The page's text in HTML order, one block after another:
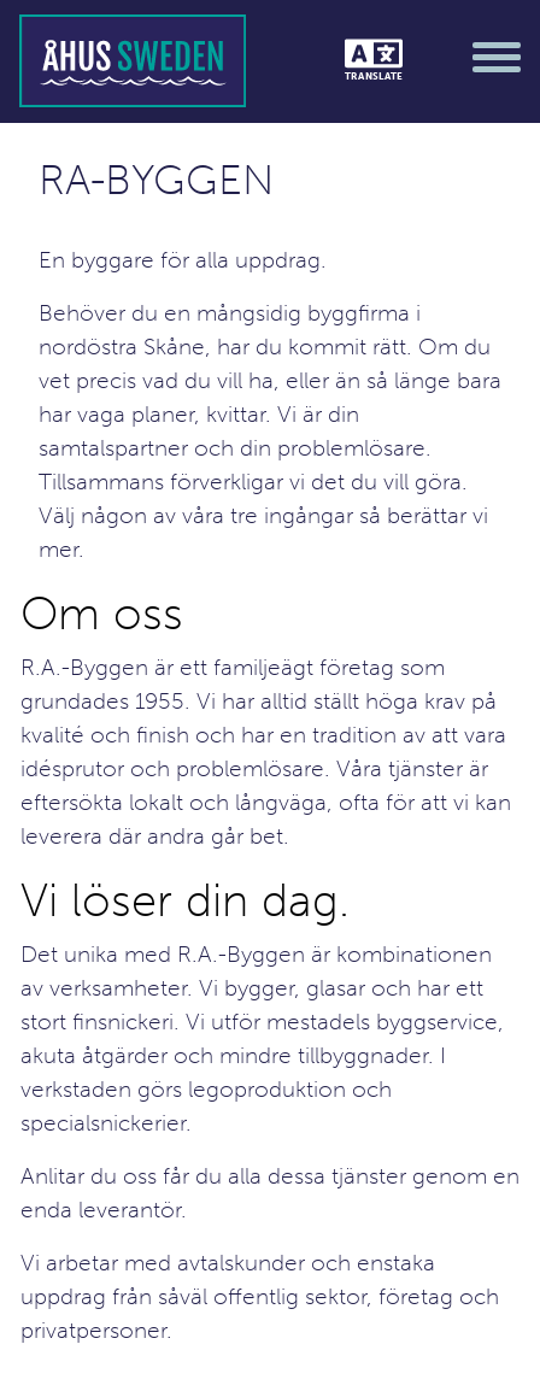
TRANSLATE
RA-BYGGEN
En byggare för alla uppdrag.
Behöver du en mångsidig byggfirma i
nordöstra Skåne, har du kommit rätt. Om du
vet precis vad du vill ha, eller än så länge bara
har vaga planer, kvittar. Vi är din
samtalspartner och din problemlösare.
Tillsammans förverkligar vi det du vill göra.
Välj någon av våra tre ingångar så berättar vi
mer.
Om oss
R.A.-Byggen är ett familjeägt företag som
grundades 1955. Vi har alltid ställt höga krav på
kvalité och finish och har en tradition av att vara
idésprutor och problemlösare. Våra tjänster är
eftersökta lokalt och långväga, ofta för att vi kan
leverera där andra går bet.
Vi löser din dag.
Det unika med R.A.-Byggen är kombinationen
av verksamheter. Vi bygger, glasar och har ett
stort finsnickeri. Vi utför mestadels byggservice,
akuta åtgärder och mindre tillbyggnader. I
verkstaden görs legoproduktion och
specialsnickerier.
Anlitar du oss får du alla dessa tjänster genom en
enda leverantör.
Vi arbetar med avtalskunder och enstaka
uppdrag från såväl offentlig sektor, företag och
privatpersoner.